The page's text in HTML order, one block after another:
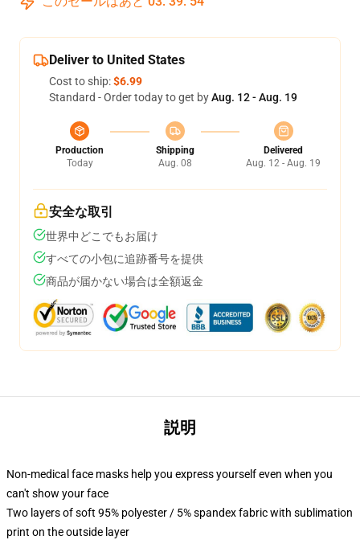
Deliver to United States
Cost to ship:$6.99
Standard - Order today to get byAug. 12 - Aug. 19
Production
Today
Shipping
Aug. 08
Delivered
Aug. 12 - Aug. 19
安全な取引
世界中どこでもお届け
すべての小包に追跡番号を提供
商品が届かない場合は全額返金
説明
Non-medical face masks help you express yourself even when you
can't show your face
Two layers of soft 95% polyester / 5% spandex fabric with sublimation
print on the outside layer